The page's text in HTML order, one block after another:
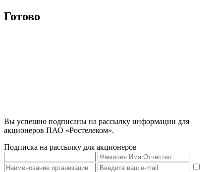
Готово
Вы успешно подписаны на рассылку информации для
акционеров ПАО «Ростелеком».
Подписка на рассылку для акционеров